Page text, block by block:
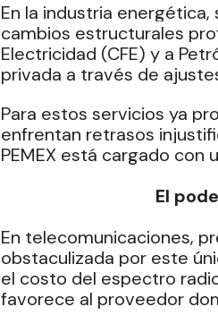
En la industria
cambios estructurales
Electricidad (CFE) y a
privada a través de
Para estos servicios ya
enfrentan retrasos
PEMEX está cargado con
El
En telecomunicaciones,
obstaculizada por este
el costo del espectro
favorece al proveedor